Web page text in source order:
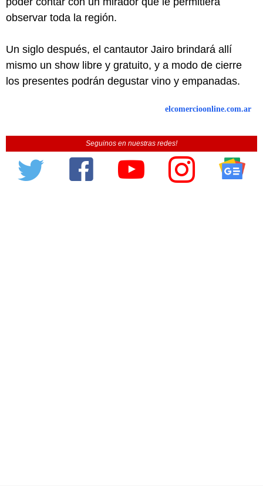
observar toda la región.
Un siglo después, el cantautor Jairo brindará allí
mismo un show libre y gratuito, y a modo de cierre
los presentes podrán degustar vino y empanadas.
elcomercioonline.com.ar
Seguinos en nuestras redes!